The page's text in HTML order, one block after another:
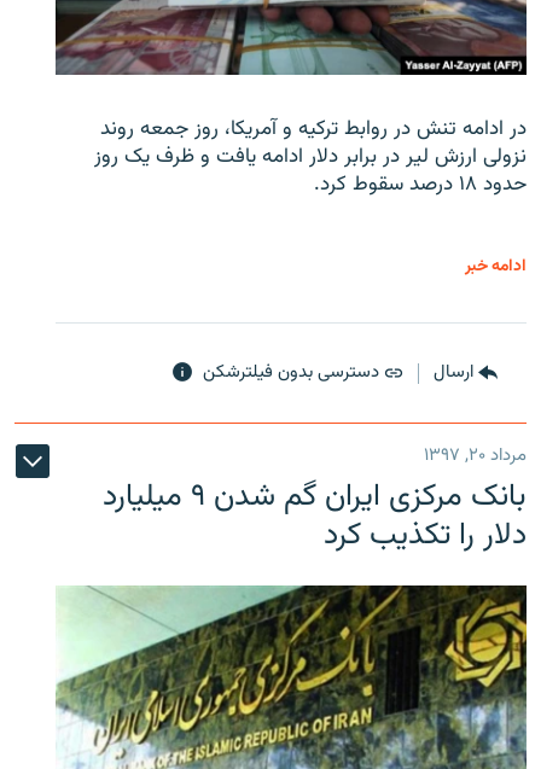
در ادامه تنش در روابط ترکیه و آمریکا، روز جمعه روند
نزولی ارزش لیر در برابر دلار ادامه یافت و ظرف یک روز
حدود ۱۸ درصد سقوط کرد.
ادامه خبر
ارسال دسترسی بدون فیلترشکن
مرداد ۲۰, ۱۳۹۷
بانک مرکزی ایران گم شدن ۹ میلیارد
دلار را تکذیب کرد